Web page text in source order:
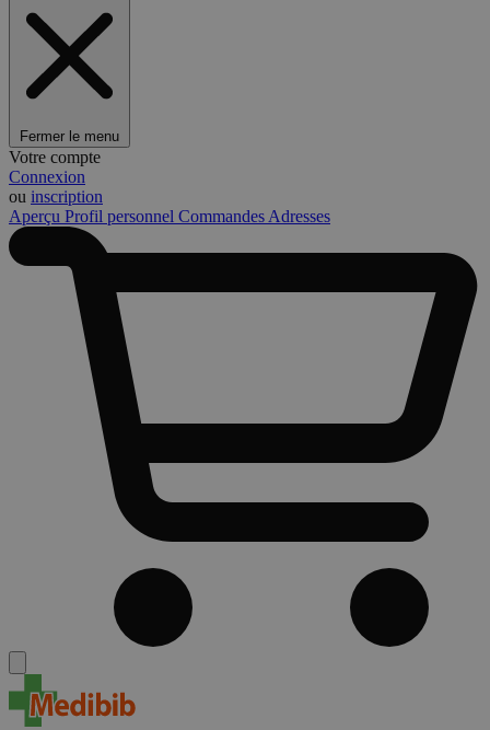
Fermer le menu
Votre compte
Connexion
ou inscription
Aperçu Profil personnel Commandes Adresses